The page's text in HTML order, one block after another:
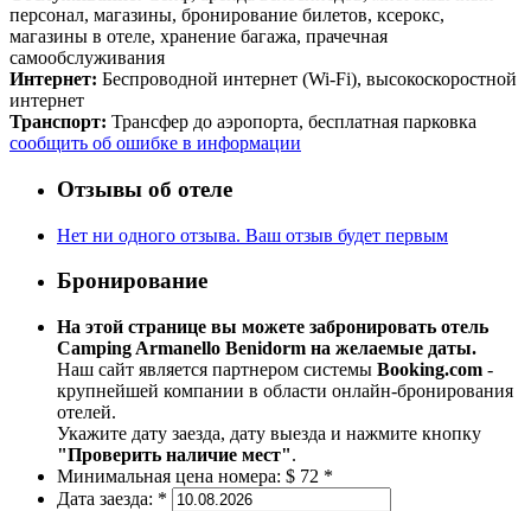
персонал, магазины, бронирование билетов, ксерокс,
магазины в отеле, хранение багажа, прачечная
самообслуживания
Интернет: Беспроводной интернет (Wi-Fi), высокоскоростной
интернет
Транспорт: Трансфер до аэропорта, бесплатная парковка
сообщить об ошибке в информации
Отзывы об отеле
Нет ни одного отзыва. Ваш отзыв будет первым
Бронирование
На этой странице вы можете забронировать отель
Camping Armanello Benidorm на желаемые даты.
Наш сайт является партнером системы Booking.com -
крупнейшей компании в области онлайн-бронирования
отелей.
Укажите дату заезда, дату выезда и нажмите кнопку
"Проверить наличие мест".
Минимальная цена номера: $ 72 *
Дата заезда: *